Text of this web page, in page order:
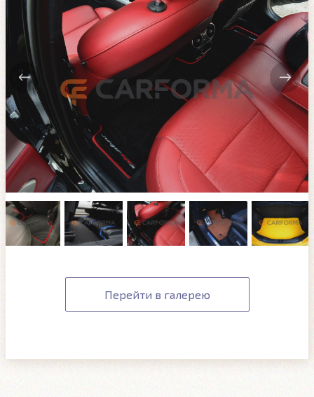
Перейти в галерею